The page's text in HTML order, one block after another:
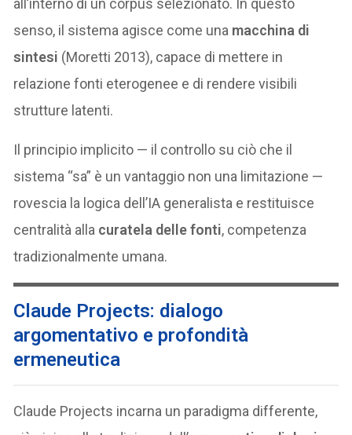
all’interno di un corpus selezionato. In questo
senso, il sistema agisce come una macchina di
sintesi (Moretti 2013), capace di mettere in
relazione fonti eterogenee e di rendere visibili
strutture latenti.
Il principio implicito — il controllo su ciò che il
sistema “sa” è un vantaggio non una limitazione —
rovescia la logica dell’IA generalista e restituisce
centralità alla curatela delle fonti, competenza
tradizionalmente umana.
Claude Projects: dialogo
argomentativo e profondità
ermeneutica
Claude Projects incarna un paradigma differente,